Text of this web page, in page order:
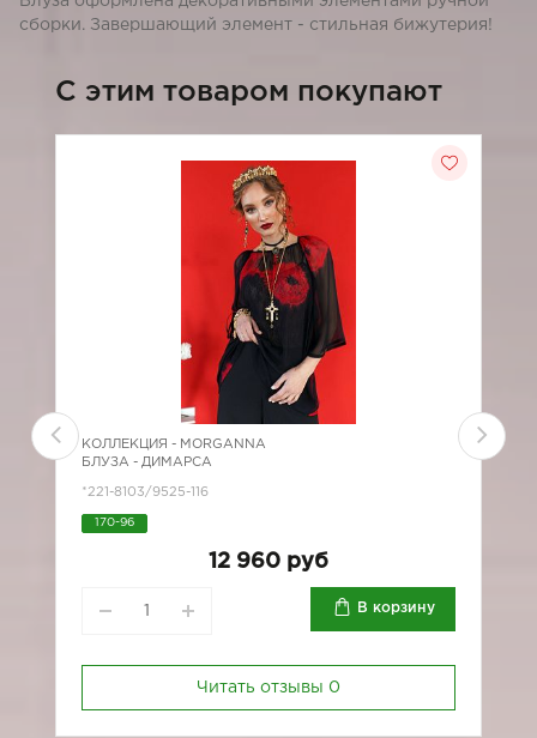
сборки. Завершающий элемент - стильная бижутерия!
C этим товаром покупают
КОЛЛЕКЦИЯ - MORGANNA
БЛУЗА - ДИМАРСА
*221-8103/9525-116
170-96
12 960 руб
В корзину
Читать отзывы 0